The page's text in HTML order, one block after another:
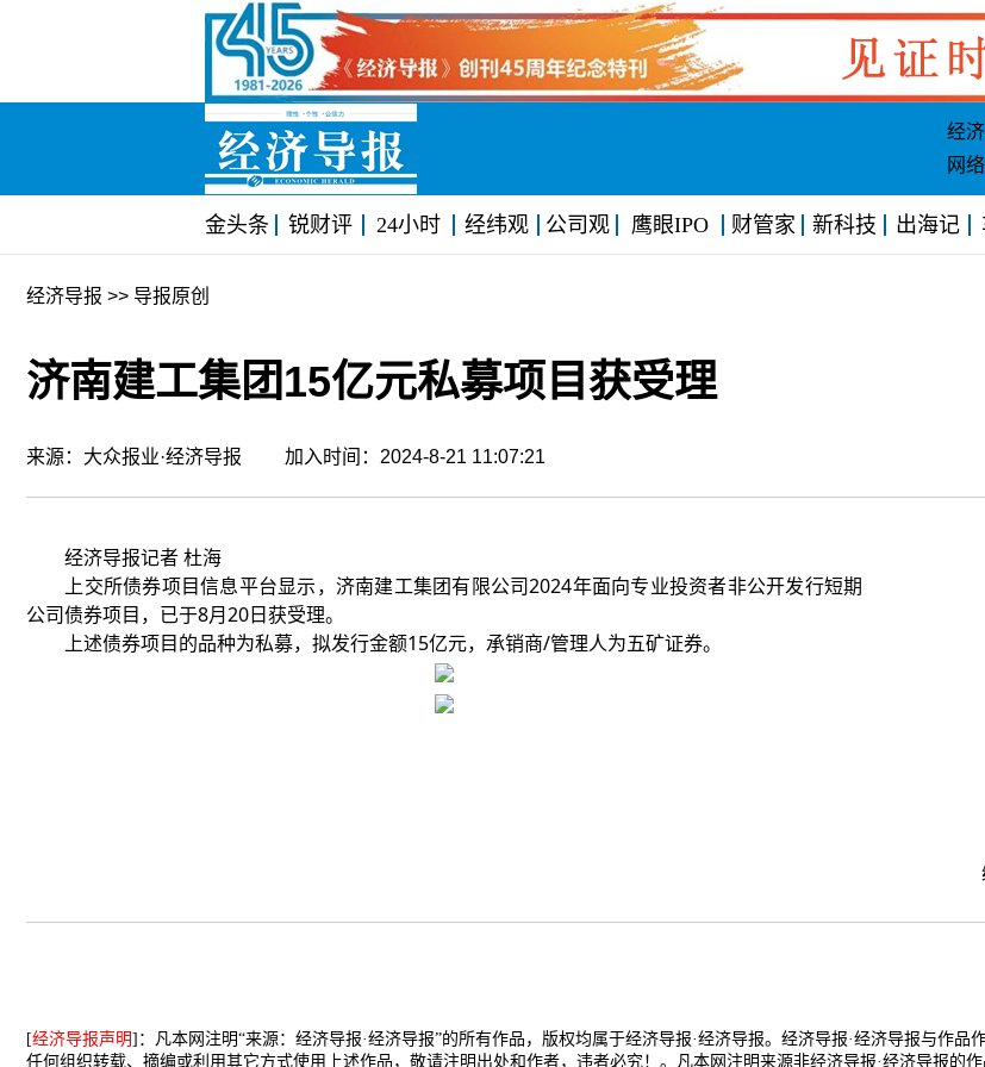
经
网
金头条 锐财评 24小时 经纬观 公司观 鹰眼IPO 财管家 新科技 出海记
经济导报 >> 导报原创
济南建工集团15亿元私募项目获受理
来源：大众报业·经济导报 加入时间：2024-8-21 11:07:21
经济导报记者 杜海
上交所债券项目信息平台显示，济南建工集团有限公司2024年面向专业投资者非公开发行短期
公司债券项目，已于8月20日获受理。
上述债券项目的品种为私募，拟发行金额15亿元，承销商/管理人为五矿证券。
[经济导报声明]：凡本网注明“来源：经济导报·经济导报”的所有作品，版权均属于经济导报·经济导报。经济导报·经济导报与作品
任何组织转载、摘编或利用其它方式使用上述作品，敬请注明出处和作者，违者必究！。凡本网注明来源非经济导报·经济导报的作